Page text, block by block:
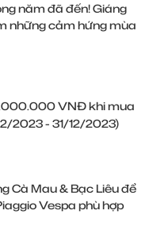
năm đã đến! Giáng
những cảm hứng mùa
VNĐ khi mua
2023 - 31/12/2023)​
Cà Mau & Bạc Liêu để
Vespa phù hợp